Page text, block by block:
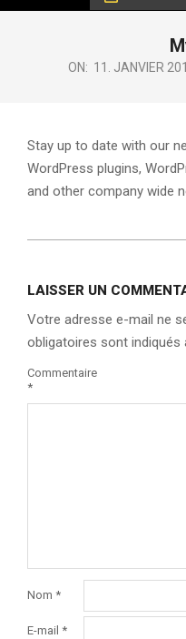
ON: 11. JANVIER
Stay up to date with our
WordPress plugins,
and other company wide
11
LAISSER UN
Votre adresse e-mail ne
obligatoires sont indiqués
Commentaire
*
Nom *
E-mail *